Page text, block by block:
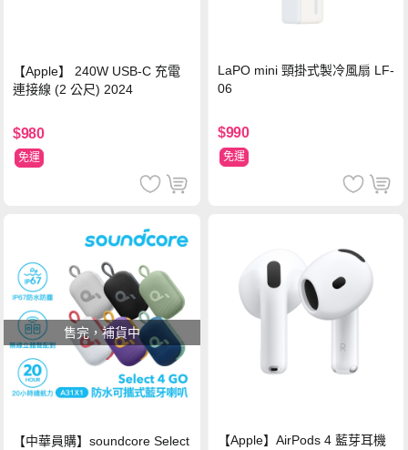
【Apple】 240W USB-C 充電
連接線 (2 公尺) 2024
$980
免運
LaPO mini 頸掛式製冷風扇 LF-
06
$990
免運
售完，補貨中
【中華員購】soundcore Select
【Apple】AirPods 4 藍芽耳機